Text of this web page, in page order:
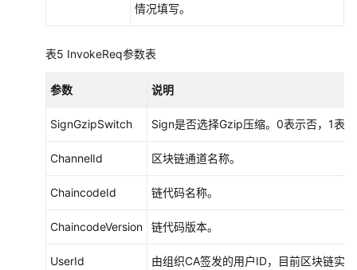
情况填写。
表5 InvokeReq参数表
参数 说明
SignGzipSwitch Sign是否选择Gzip压缩。0表示否，1表
ChannelId 区块链通道名称。
ChaincodeId 链代码名称。
ChaincodeVersion 链代码版本。
UserId
由组织CA签发的用户ID，目前区块链实